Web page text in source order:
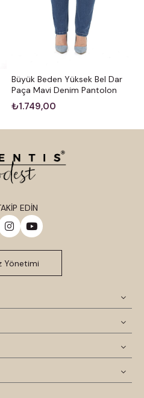
Büyük Beden Yüksek Bel Dar
Paça Mavi Denim Pantolon
₺1.749,00
EDİN
Yönetimi